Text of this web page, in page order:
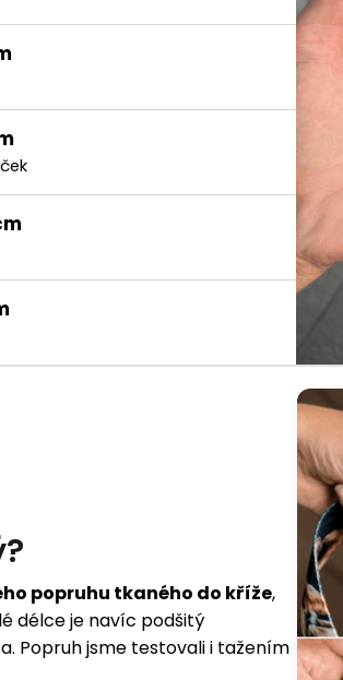
popruhu tkaného do kříže,
délce je navíc podšitý
Popruh jsme testovali i tažením